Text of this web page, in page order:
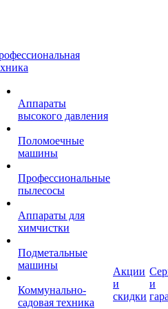
Аппараты
высокого давления
Поломоечные
машины
Профессиональные
пылесосы
Аппараты для
химчистки
Подметальные
машины
Коммунально-
садовая техника
Акции
и
скидки
и